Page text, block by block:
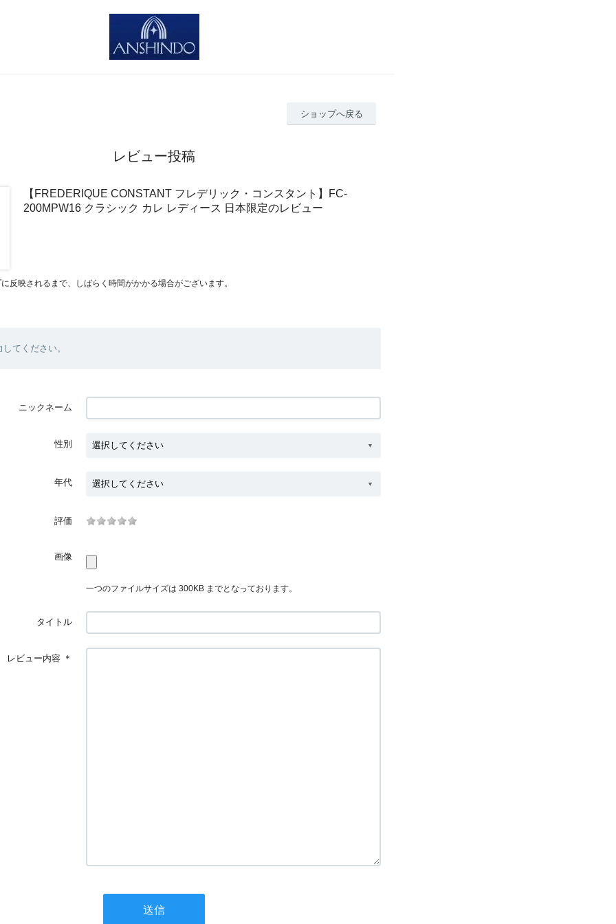
ショップへ戻る
レビュー投稿
【FREDERIQUE CONSTANT フレデリック・コンスタント】FC-
200MPW16 クラシック カレ レディース 日本限定のレビュー
反映されるまで、しばらく時間がかかる場合がございます。
てください。
ニックネーム
性別
年代
評価
画像
一つのファイルサイズは 300KB までとなっております。
タイトル
レビュー内容 ＊